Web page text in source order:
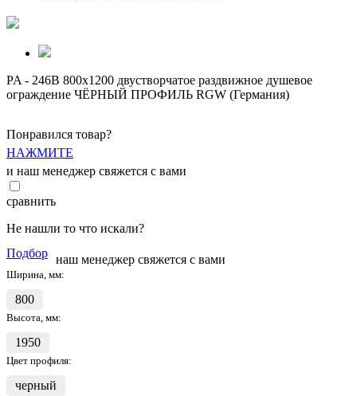
PA - 246B 800x1200 двустворчатое раздвижное душевое
ограждение ЧЁРНЫЙ ПРОФИЛЬ RGW (Германия)
Понравился товар?
НАЖМИТЕ
и наш менеджер свяжется с вами
сравнить
Не нашли то что искали?
Подбор наш менеджер свяжется с вами
Ширина, мм:
800
Высота, мм:
1950
Цвет профиля:
черный